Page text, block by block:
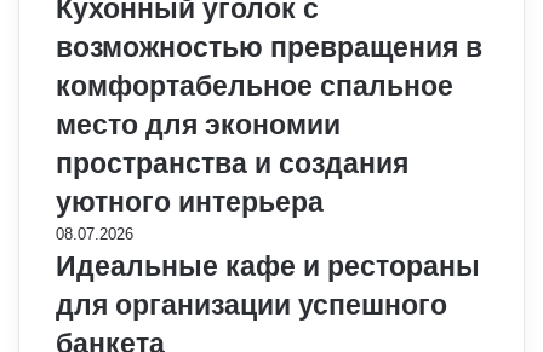
Кухонный уголок с
возможностью превращения в
комфортабельное спальное
место для экономии
пространства и создания
уютного интерьера
08.07.2026
Идеальные кафе и рестораны
для организации успешного
банкета